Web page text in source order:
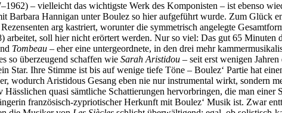
– vielleicht das wichtigste Werk des Komponisten – ist ebenso
Barbara Hannigan unter Boulez so hier aufgeführt wurde. Zum Glück
arg kastriert, worunter die symmetrisch angelegte
arbeitet, soll hier nicht erörtert werden. Nur so viel: Das gut 65 Minuten
Tombeau – eher eine untergeordnete, in den drei mehr
so überzeugend schaffen wie Sarah Aristidou – seit erst wenigen
Star. Ihre Stimme ist bis auf wenige tiefe Töne – Boulez‘ Partie hat
wodurch Aristidous Gesang eben nie nur instrumental wirkt, sondern
Hässlichen quasi sämtliche Schattierungen hervorbringen, die man
französisch-zypriotischer Herkunft mit Boulez‘ Musik ist. Zwar